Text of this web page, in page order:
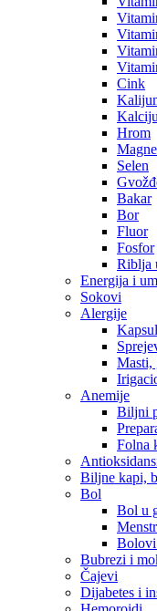
Cink
Hrom
Selen
Bakar
Bor
Fluor
Fosfor
Riblja
Energija i
Sokovi
Alergije
Masti,
Anemije
Biljni
Folna
Biljne kapi,
Bol
Bol u
Bolovi
Bubrezi i
Čajevi
Dijabetes i